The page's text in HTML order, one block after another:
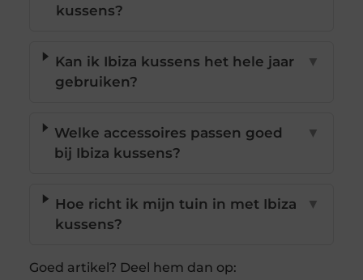
kussens?
Kan ik Ibiza kussens het hele jaar
gebruiken?
▼
Welke accessoires passen goed
bij Ibiza kussens?
▼
Hoe richt ik mijn tuin in met Ibiza
kussens?
▼
Goed artikel? Deel hem dan op: